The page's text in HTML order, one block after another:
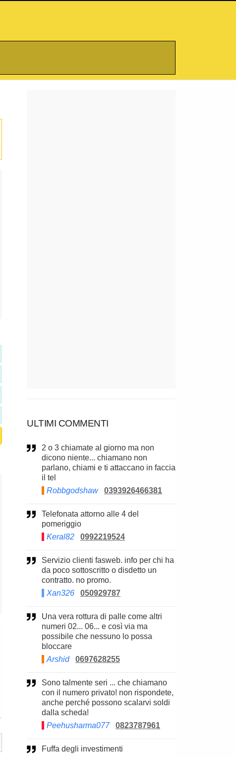
ULTIMI COMMENTI
2 o 3 chiamate al giorno ma non
dicono niente... chiamano non
parlano, chiami e ti attaccano in faccia
il tel
Robbgodshaw
0393926466381
Telefonata attorno alle 4 del
pomeriggio
Keral82
0992219524
Servizio clienti fasweb. info per chi ha
da poco sottoscritto o disdetto un
contratto. no promo.
Xan326
050929787
Una vera rottura di palle come altri
numeri 02... 06... e così via ma
possibile che nessuno lo possa
bloccare
Arshid
0697628255
Sono talmente seri ... che chiamano
con il numero privato! non rispondete,
anche perché possono scalarvi soldi
dalla scheda!
Peehusharma077
0823787961
Fuffa degli investimenti